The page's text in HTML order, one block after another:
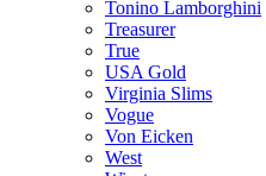
Tonino Lamborghini
Treasurer
True
USA Gold
Virginia Slims
Vogue
Von Eicken
West